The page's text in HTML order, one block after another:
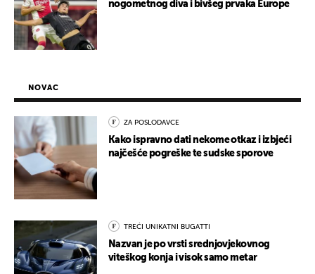
nogometnog diva i bivšeg prvaka Europe
NOVAC
ZA POSLODAVCE
Kako ispravno dati nekome otkaz i izbjeći
najčešće pogreške te sudske sporove
TREĆI UNIKATNI BUGATTI
Nazvan je po vrsti srednjovjekovnog
viteškog konja i visok samo metar